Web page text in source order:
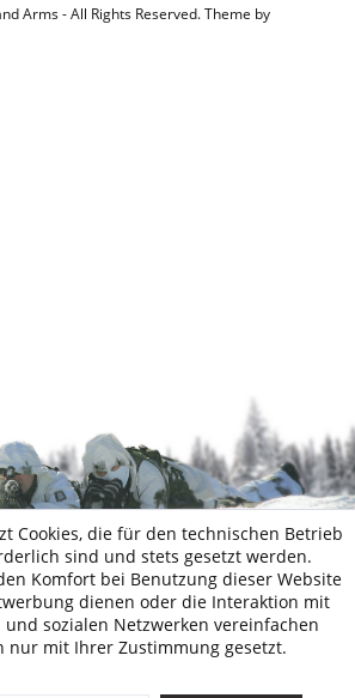
Arms - All Rights Reserved. Theme by
Cookies, die für den technischen Betrieb
sind und stets gesetzt werden.
Komfort bei Benutzung dieser Website
dienen oder die Interaktion mit
sozialen Netzwerken vereinfachen
nur mit Ihrer Zustimmung gesetzt.